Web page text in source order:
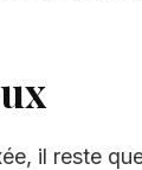
il reste